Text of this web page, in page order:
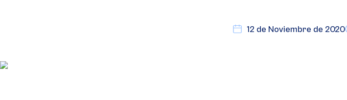
12 de Noviembre de 2020